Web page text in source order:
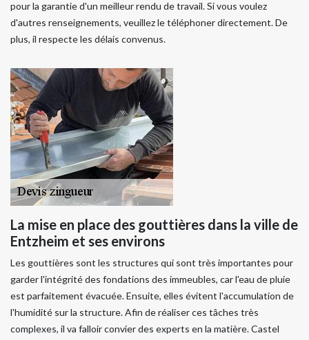
pour la garantie d'un meilleur rendu de travail. Si vous voulez
d'autres renseignements, veuillez le téléphoner directement. De
plus, il respecte les délais convenus.
La mise en place des gouttières dans la ville de
Entzheim et ses environs
Les gouttières sont les structures qui sont très importantes pour
garder l'intégrité des fondations des immeubles, car l'eau de pluie
est parfaitement évacuée. Ensuite, elles évitent l'accumulation de
l'humidité sur la structure. Afin de réaliser ces tâches très
complexes, il va falloir convier des experts en la matière. Castel